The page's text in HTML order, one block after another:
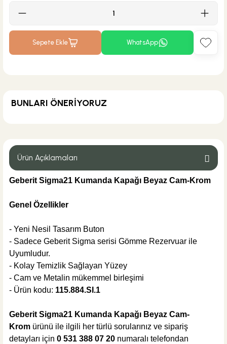
Sepete Ekle WhatsApp
BUNLARI ÖNERİYORUZ
10.680,02 TL
Sepete Ekle
MĞZ TESLİM
Geberit
Geberit Sigma Kombifix 12 cm Gömme Rezervuar 110.340.00.5
18.098,00 TL %41
10.680,01 TL
Ürün Açıklamaları
Geberit Sigma21 Kumanda Kapağı Beyaz Cam-Krom
Genel Özellikler
- Yeni Nesil Tasarım Buton
- Sadece Geberit Sigma serisi Gömme Rezervuar ile
Uyumludur.
- Kolay Temizlik Sağlayan Yüzey
- Cam ve Metalin mükemmel birleşimi
- Ürün kodu: 115.884.SI.1
Geberit Sigma21 Kumanda Kapağı Beyaz Cam-
Krom ürünü ile ilgili her türlü sorularınız ve sipariş
detayları için 0 531 388 07 20 numaralı telefondan